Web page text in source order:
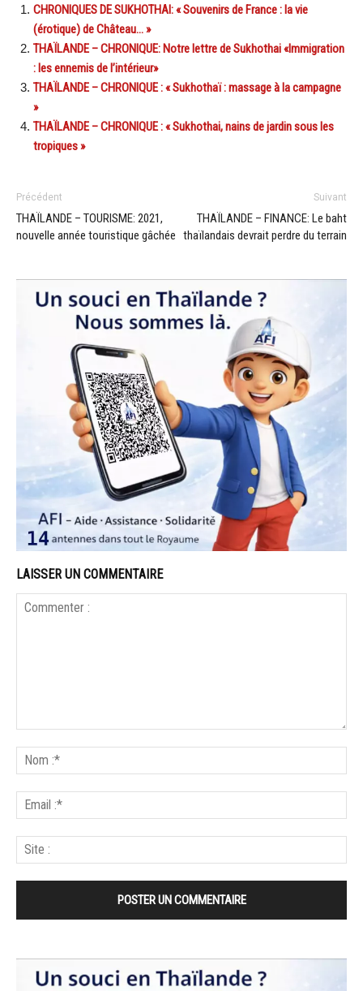
CHRONIQUES DE SUKHOTHAI: « Souvenirs de France : la vie
(érotique) de Château… »
THAÏLANDE – CHRONIQUE: Notre lettre de Sukhothai «Immigration
: les ennemis de l’intérieur»
THAÏLANDE – CHRONIQUE : « Sukhothaï : massage à la campagne
»
THAÏLANDE – CHRONIQUE : « Sukhothai, nains de jardin sous les
tropiques »
Précédent
THAÏLANDE – TOURISME: 2021,
nouvelle année touristique gâchée
Suivant
THAÏLANDE – FINANCE: Le baht
thaïlandais devrait perdre du terrain
LAISSER UN COMMENTAIRE